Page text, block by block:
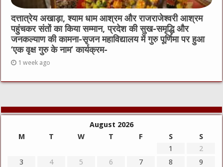
दत्तात्रेय अखाड़ा, श्याम धाम आश्रम और राजराजेश्वरी आश्रम
पहुंचकर संतों का किया सम्मान, प्रदेश की सुख-समृद्धि और
जनकल्याण की कामना-सृजन महाविद्यालय में गुरु पूर्णिमा पर हुआ
‘एक वृक्ष गुरु के नाम’ कार्यक्रम-
1 week ago
August 2026
M
T W T F S
S
1
2
3
4 5 6 7 8
9